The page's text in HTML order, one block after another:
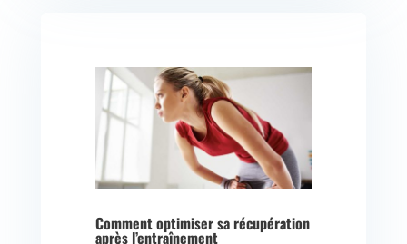
Comment optimiser sa récupération
après l’entraînement